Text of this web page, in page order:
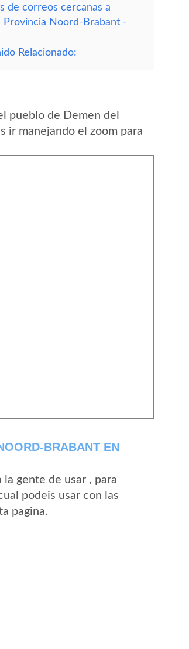
de correos cercanas a
Provincia Noord-Brabant -
Relacionado:
pueblo de Demen del
ir manejando el zoom para
BRABANT EN
gente de usar , para
podeis usar con las
pagina.